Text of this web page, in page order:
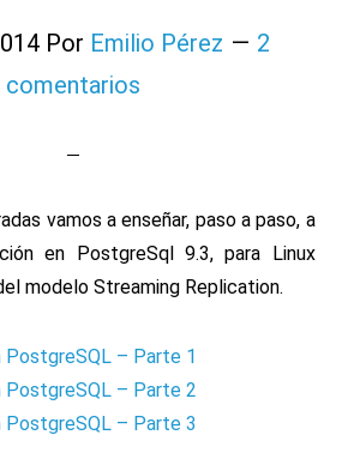
Por Emilio Pérez
2
comentarios
vamos a enseñar, paso a paso, a
en PostgreSql 9.3, para Linux
modelo Streaming Replication.
PostgreSQL – Parte 1
PostgreSQL – Parte 2
PostgreSQL – Parte 3